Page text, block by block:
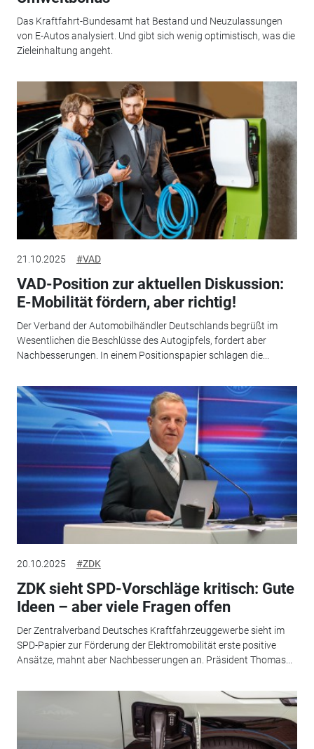
Das Kraftfahrt-Bundesamt hat Bestand und Neuzulassungen
von E-Autos analysiert. Und gibt sich wenig optimistisch, was die
Zieleinhaltung angeht.
21.10.2025 #VAD
VAD-Position zur aktuellen Diskussion:
E-Mobilität fördern, aber richtig!
Der Verband der Automobilhändler Deutschlands begrüßt im
Wesentlichen die Beschlüsse des Autogipfels, fordert aber
Nachbesserungen. In einem Positionspapier schlagen die...
20.10.2025 #ZDK
ZDK sieht SPD-Vorschläge kritisch: Gute
Ideen – aber viele Fragen offen
Der Zentralverband Deutsches Kraftfahrzeuggewerbe sieht im
SPD-Papier zur Förderung der Elektromobilität erste positive
Ansätze, mahnt aber Nachbesserungen an. Präsident Thomas...